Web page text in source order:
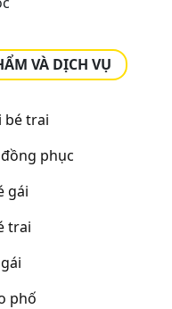
VÀ DỊCH VỤ
bé trai
phục
gái
trai
phố